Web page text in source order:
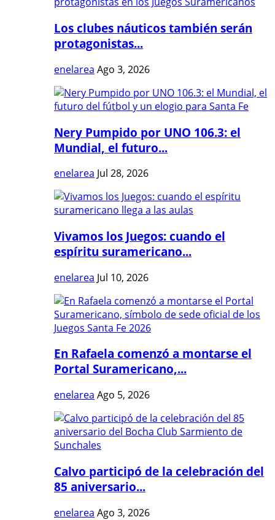
Los clubes náuticos también serán
protagonistas...
enelarea Ago 3, 2026
Nery Pumpido por UNO 106.3: el
Mundial, el futuro...
enelarea Jul 28, 2026
Vivamos los Juegos: cuando el
espíritu suramericano...
enelarea Jul 10, 2026
En Rafaela comenzó a montarse el
Portal Suramericano,...
enelarea Ago 5, 2026
Calvo participó de la celebración del
85 aniversario...
enelarea Ago 3, 2026